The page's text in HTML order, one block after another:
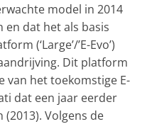
model in 2014
en dat het als basis
(‘Large’/’E-Evo’)
Dit platform
van het toekomstige E-
dat een jaar eerder
Volgens de